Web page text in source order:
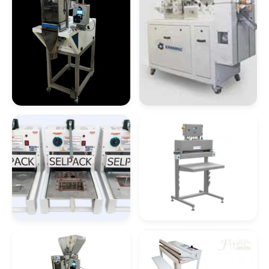
Comprar Manipulador De Tambores
Manipulador De Bobinas
Comprar Manipulador Para Caixas
Manipulador De Caixas
Distribuidor De Manipulador A Vácuo Para
Bombonas
Manipulador De Caixas A Vácuo
Distribuidor De Manipulador A Vácuo Para
Manipulador De Caixas A Vácuo Preço
Embalagem
Compacta
Máquina Embaladora
E Seladora
Embalagem